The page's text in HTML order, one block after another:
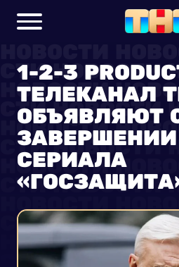
1-2-3
ТЕЛЕКАНАЛ
ОБЪЯВЛЯЮТ
СЕРИАЛА